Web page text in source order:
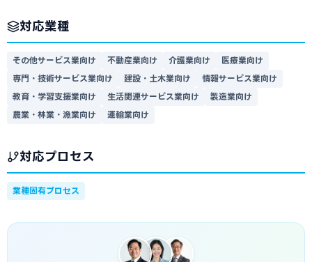
対応業種
その他サービス業向け 不動産業向け 介護業向け
医療業向け
専門・技術サービス業向け
建設・土木業向け
情報サービス業向け
教育・学習支援業向け
生活関連サービス業向け
製造業向け
農業・林業・漁業向け
運輸業向け
対応プロセス
業種固有プロセス